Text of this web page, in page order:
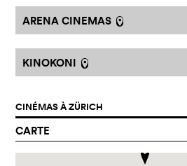
ARENA CINEMAS l
KINOKONI l
CINÉMAS À ZÜRICH
CARTE
probablement dans la coin
du navigateur